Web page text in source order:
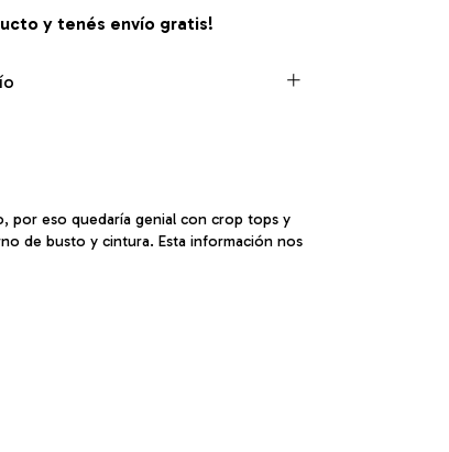
y tenés envío gratis!
por eso quedaría genial con crop tops y
de busto y cintura. Esta información nos